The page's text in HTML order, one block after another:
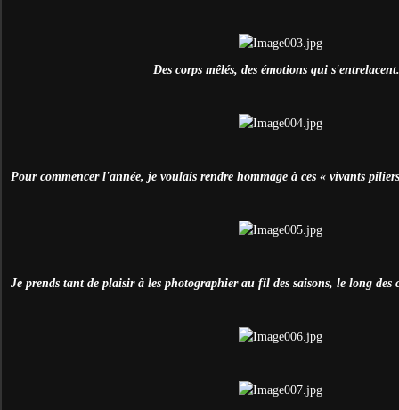
Des corps mêlés, des émotions qui
Pour commencer l'année, je voulais rendre hommage à ces « vivants
Je prends tant de plaisir à les photographier au fil des saisons, le long des